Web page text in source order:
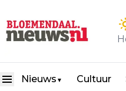
Nieuws ▼ Cultuur